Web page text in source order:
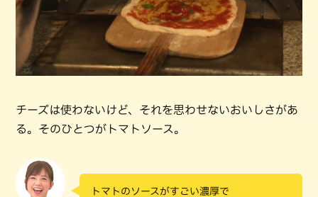
チーズは使わないけど、それを思わせないおいしさがあ
る。そのひとつがトマトソース。
トマトのソースがすごい濃厚で